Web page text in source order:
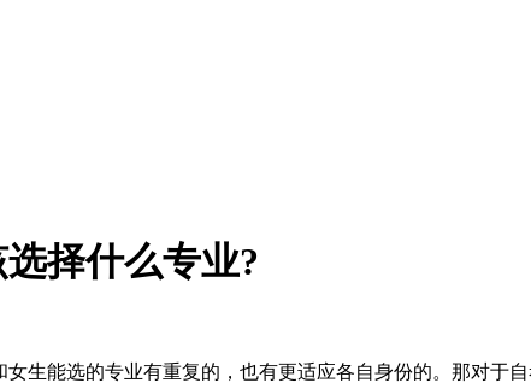
择什么专业?
生能选的专业有重复的，也有更适应各自身份的。那对于